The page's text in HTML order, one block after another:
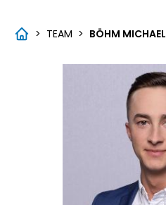
> TEAM > BÖHM MICHAEL